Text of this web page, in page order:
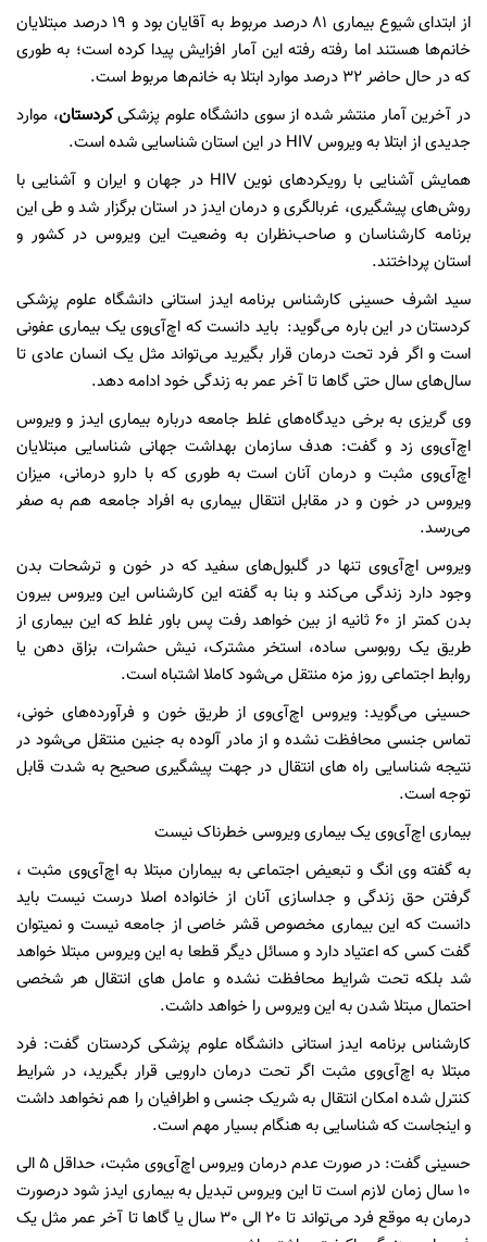
از ابتدای شیوع بیماری 81 درصد مربوط به آقایان بود و 19 درصد مبتلایان
خانم‌ها هستند اما رفته رفته این آمار افزایش پیدا کرده است؛ به طوری
که در حال حاضر 32 درصد موارد ابتلا به خانم‌ها مربوط است.
در آخرین آمار منتشر شده از سوی دانشگاه علوم پزشکیکردستان، موارد
جدیدی از ابتلا به ویروس HIV در این استان شناسایی شده است.
همایش آشنایی با رویکردهای نوین HIV در جهان و ایران و آشنایی با
روش‌های پیشگیری، غربالگری و درمان ایدز در استان برگزار شد و طی این
برنامه کارشناسان و صاحب‌نظران به وضعیت این ویروس در کشور و
استان پرداختند.
سید اشرف حسینی کارشناس برنامه ایدز استانی دانشگاه علوم پزشکی
کردستان در این باره می‌گوید: باید دانست که اچ‌آی‌وی یک بیماری عفونی
است و اگر فرد تحت درمان قرار بگیرید می‌تواند مثل یک انسان عادی تا
سال‌های سال حتی گاها تا آخر عمر به زندگی خود ادامه دهد.
وی گریزی به برخی دیدگاه‌های غلط جامعه درباره بیماری ایدز و ویروس
اچ‌آی‌وی زد و گفت: هدف سازمان بهداشت جهانی شناسایی مبتلایان
اچ‌آی‌وی مثبت و درمان آنان است به طوری که با دارو درمانی، میزان
ویروس در خون و در مقابل انتقال بیماری به افراد جامعه هم به صفر
می‌رسد.
ویروس اچ‌آی‌وی تنها در گلبول‌های سفید که در خون و ترشحات بدن
وجود دارد زندگی می‌کند و بنا به گفته این کارشناس این ویروس بیرون
بدن کمتر از ۶۰ ثانیه از بین خواهد رفت پس باور غلط که این بیماری از
طریق یک روبوسی ساده، استخر مشترک، نیش حشرات، بزاق دهن یا
روابط اجتماعی روز مزه منتقل می‌شود کاملا اشتباه است.
حسینی می‌گوید: ویروس اچ‌آی‌وی از طریق خون و فرآورده‌های خونی،
تماس جنسی محافظت نشده و از مادر آلوده به جنین منتقل می‌شود در
نتیجه شناسایی راه های انتقال در جهت پیشگیری صحیح به شدت قابل
توجه است.
بیماری اچ‌آی‌وی یک بیماری ویروسی خطرناک نیست
به گفته وی انگ و تبعیض اجتماعی به بیماران مبتلا به اچ‌آی‌وی مثبت ،
گرفتن حق زندگی و جداسازی آنان از خانواده اصلا درست نیست باید
دانست که این بیماری مخصوص قشر خاصی از جامعه نیست و نمیتوان
گفت کسی که اعتیاد دارد و مسائل دیگر قطعا به این ویروس مبتلا خواهد
شد بلکه تحت شرایط محافظت نشده و عامل های انتقال هر شخصی
احتمال مبتلا شدن به این ویروس را خواهد داشت.
کارشناس برنامه ایدز استانی دانشگاه علوم پزشکی کردستان گفت: فرد
مبتلا به اچ‌آی‌وی مثبت اگر تحت درمان دارویی قرار بگیرید، در شرایط
کنترل شده امکان انتقال به شریک جنسی و اطرافیان را هم نخواهد داشت
و اینجاست که شناسایی به هنگام بسیار مهم است.
حسینی گفت: در صورت عدم درمان ویروس اچ‌آی‌وی مثبت، حداقل ۵ الی
۱۰ سال زمان لازم است تا این ویروس تبدیل به بیماری ایدز شود درصورت
درمان به موقع فرد می‌تواند تا 20 الی 30 سال یا گاها تا آخر عمر مثل یک